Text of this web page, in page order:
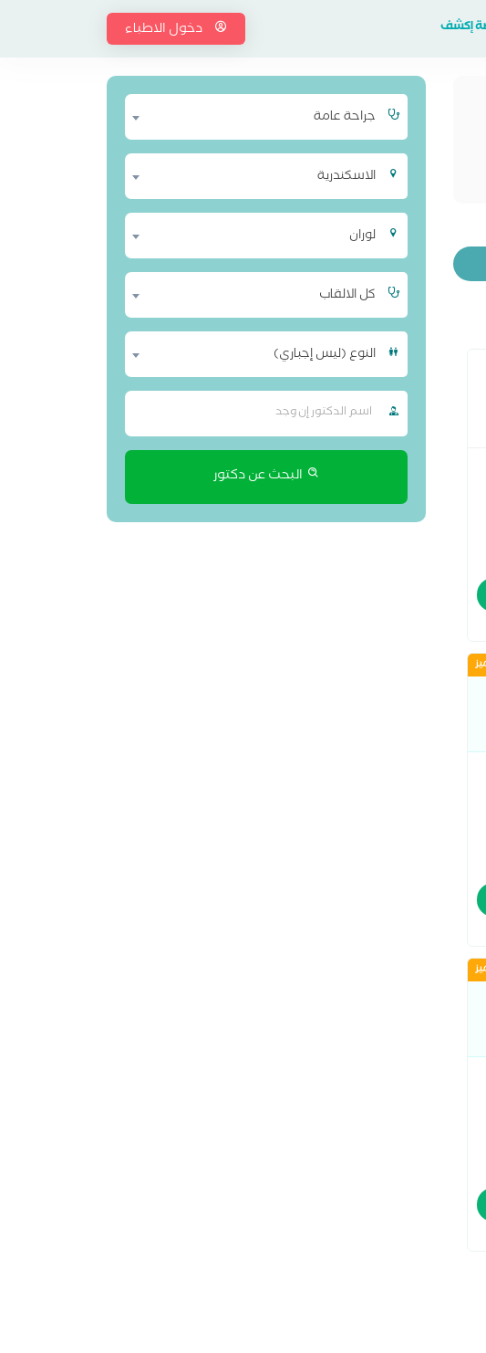
إكشف دخول الاطباء
جراحة عامة
الاسكندرية
لوران
كل الالقاب
النوع (ليس إجباري)
البحث عن دكتور